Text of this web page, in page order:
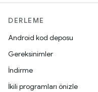
DERLEME
Android kod deposu
Gereksinimler
İndirme
İkili programları önizle